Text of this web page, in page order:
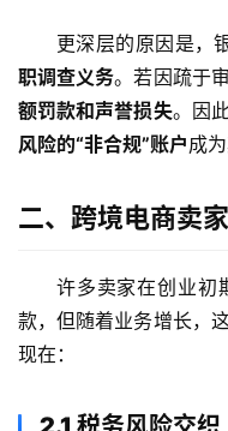
更深层的原因是，
职调查义务。若因疏于
额罚款和声誉损失。因
风险的“非合规”账户成
二、跨境电商卖
许多卖家在创业初
款，但随着业务增长，
现在：